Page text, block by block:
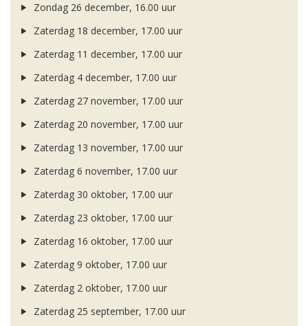
Zondag 26 december, 16.00 uur
Zaterdag 18 december, 17.00 uur
Zaterdag 11 december, 17.00 uur
Zaterdag 4 december, 17.00 uur
Zaterdag 27 november, 17.00 uur
Zaterdag 20 november, 17.00 uur
Zaterdag 13 november, 17.00 uur
Zaterdag 6 november, 17.00 uur
Zaterdag 30 oktober, 17.00 uur
Zaterdag 23 oktober, 17.00 uur
Zaterdag 16 oktober, 17.00 uur
Zaterdag 9 oktober, 17.00 uur
Zaterdag 2 oktober, 17.00 uur
Zaterdag 25 september, 17.00 uur